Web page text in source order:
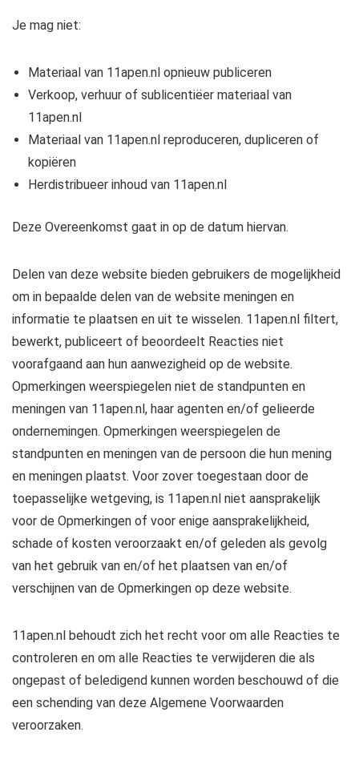
Je mag niet:
Materiaal van 11apen.nl opnieuw publiceren
Verkoop, verhuur of sublicentiëer materiaal van
11apen.nl
Materiaal van 11apen.nl reproduceren, dupliceren of
kopiëren
Herdistribueer inhoud van 11apen.nl
Deze Overeenkomst gaat in op de datum hiervan.
Delen van deze website bieden gebruikers de mogelijkheid
om in bepaalde delen van de website meningen en
informatie te plaatsen en uit te wisselen. 11apen.nl filtert,
bewerkt, publiceert of beoordeelt Reacties niet
voorafgaand aan hun aanwezigheid op de website.
Opmerkingen weerspiegelen niet de standpunten en
meningen van 11apen.nl, haar agenten en/of gelieerde
ondernemingen. Opmerkingen weerspiegelen de
standpunten en meningen van de persoon die hun mening
en meningen plaatst. Voor zover toegestaan ​​door de
toepasselijke wetgeving, is 11apen.nl niet aansprakelijk
voor de Opmerkingen of voor enige aansprakelijkheid,
schade of kosten veroorzaakt en/of geleden als gevolg
van het gebruik van en/of het plaatsen van en/of
verschijnen van de Opmerkingen op deze website.
11apen.nl behoudt zich het recht voor om alle Reacties te
controleren en om alle Reacties te verwijderen die als
ongepast of beledigend kunnen worden beschouwd of die
een schending van deze Algemene Voorwaarden
veroorzaken.